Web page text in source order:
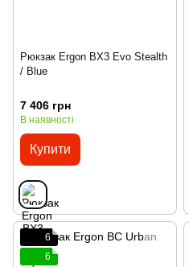
Рюкзак Ergon BX3 Evo Stealth
/ Blue
7 406 грн
В наявності
Купити
6
6